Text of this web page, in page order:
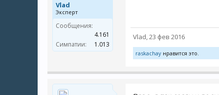
Vlad
Эксперт
Сообщения:
4.161
Симпатии:
1.013
Vlad,23 фев 2016
raskachay нравится это.